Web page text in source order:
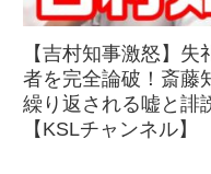
【吉村知事激怒】
者を完全論破！斎藤
繰り返される嘘と誹
【KSLチャンネル】